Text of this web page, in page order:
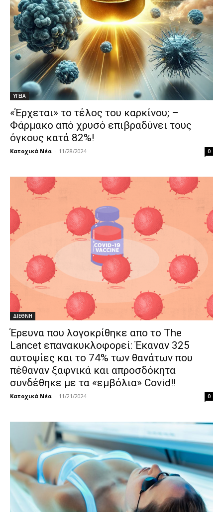
ΥΓΕΙΑ
«Έρχεται» το τέλος του καρκίνου; –
Φάρμακο από χρυσό επιβραδύνει τους
όγκους κατά 82%!
Κατοχικά Νέα - 11/28/2024 0
ΔΙΕΘΝΗ
Έρευνα που λογοκρίθηκε απο το The
Lancet επανακυκλοφορεί: Έκαναν 325
αυτοψίες και το 74% των θανάτων που
πέθαναν ξαφνικά και απροσδόκητα
συνδέθηκε με τα «εμβόλια» Covid!!
Κατοχικά Νέα - 11/21/2024 0